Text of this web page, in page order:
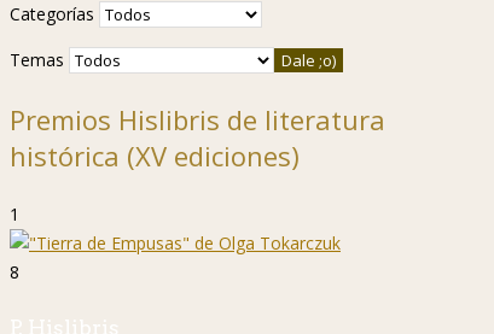
Categorías
Temas
Premios Hislibris de literatura
histórica (XV ediciones)
1
8
P. Hislibris